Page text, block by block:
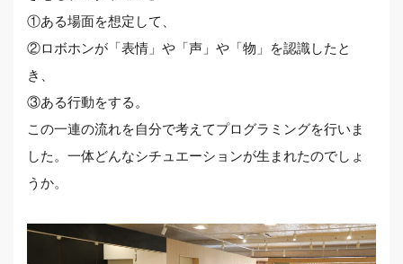
①ある場面を想定して、
②ロボホンが「表情」や「声」や「物」を認識したと
き、
③ある行動をする。
この一連の流れを自分で考えてプログラミングを行いま
した。一体どんなシチュエーションが生まれたのでしょ
うか。